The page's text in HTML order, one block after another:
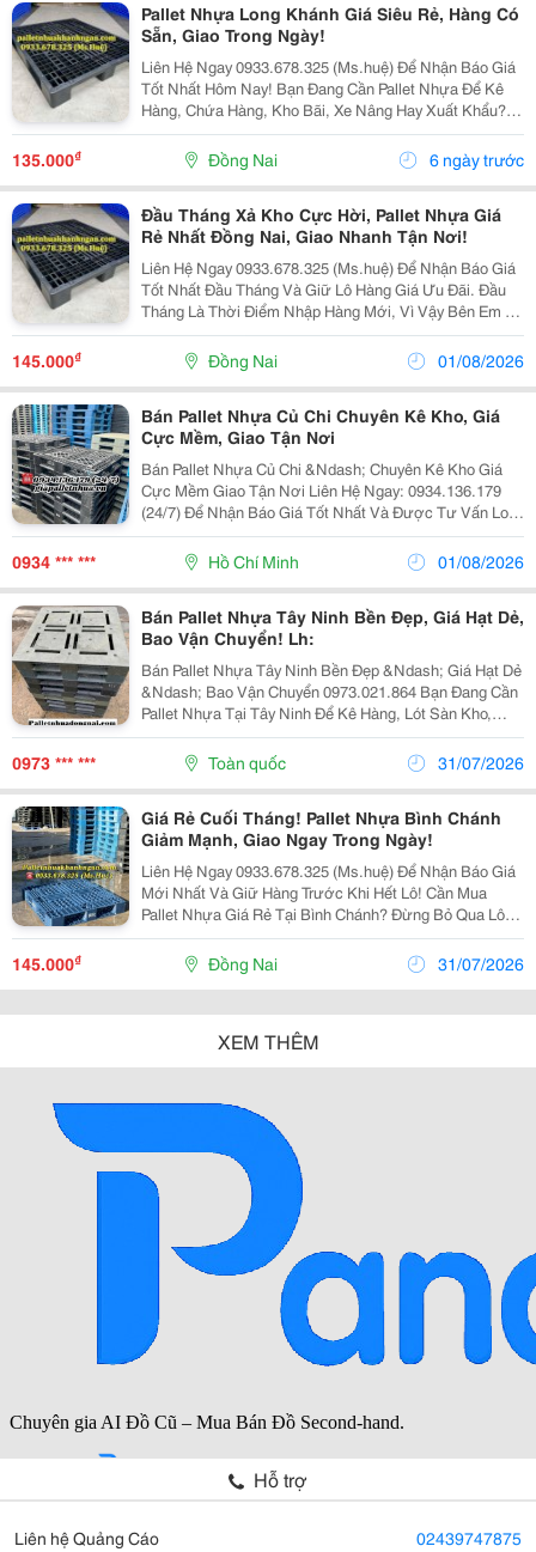
Pallet Nhựa Long Khánh Giá Siêu Rẻ, Hàng Có
Sẵn, Giao Trong Ngày!
Liên Hệ Ngay 0933.678.325 (Ms.huệ) Để Nhận Báo Giá
Tốt Nhất Hôm Nay! Bạn Đang Cần Pallet Nhựa Để Kê
Hàng, Chứa Hàng, Kho Bãi, Xe Nâng Hay Xuất Khẩu?
Chúng Tôi Chuyên Thanh Lý Pallet Nhựa Giá Rẻ Nhất
Tại Long Khánh , Hàng Đẹp, Chất Lượng, Có Sẵn...
135.000₫ Đồng Nai 6 ngày trước
Đầu Tháng Xả Kho Cực Hời, Pallet Nhựa Giá
Rẻ Nhất Đồng Nai, Giao Nhanh Tận Nơi!
Liên Hệ Ngay 0933.678.325 (Ms.huệ) Để Nhận Báo Giá
Tốt Nhất Đầu Tháng Và Giữ Lô Hàng Giá Ưu Đãi. Đầu
Tháng Là Thời Điểm Nhập Hàng Mới, Vì Vậy Bên Em Xả
Kho Số Lượng Lớn Pallet Nhựa Với Mức Giá Cực Kỳ
Ưu Đãi Dành Cho Khách Hàng Tại Đồng Nai Và Các...
145.000₫ Đồng Nai 01/08/2026
Bán Pallet Nhựa Củ Chi Chuyên Kê Kho, Giá
Cực Mềm, Giao Tận Nơi
Bán Pallet Nhựa Củ Chi &Ndash; Chuyên Kê Kho Giá
Cực Mềm Giao Tận Nơi Liên Hệ Ngay: 0934.136.179
(24/7) Để Nhận Báo Giá Tốt Nhất Và Được Tư Vấn Loại
Pallet Phù Hợp Với Nhu Cầu Của Bạn! Bạn Đang Cần
Pallet Nhựa Kê Kho Để Lót Sàn, Nâng Hàng, Bảo...
0934 *** *** Hồ Chí Minh 01/08/2026
Bán Pallet Nhựa Tây Ninh Bền Đẹp, Giá Hạt Dẻ,
Bao Vận Chuyển! Lh:
Bán Pallet Nhựa Tây Ninh Bền Đẹp &Ndash; Giá Hạt Dẻ
&Ndash; Bao Vận Chuyển 0973.021.864 Bạn Đang Cần
Pallet Nhựa Tại Tây Ninh Để Kê Hàng, Lót Sàn Kho,
Xuất Khẩu Hoặc Vận Chuyển? Chúng Tôi Chuyên Cung
Cấp Pallet Nhựa Mới &Amp; Pallet Nhựa Cũ Chất...
0973 *** *** Toàn quốc 31/07/2026
Giá Rẻ Cuối Tháng! Pallet Nhựa Bình Chánh
Giảm Mạnh, Giao Ngay Trong Ngày!
Liên Hệ Ngay 0933.678.325 (Ms.huệ) Để Nhận Báo Giá
Mới Nhất Và Giữ Hàng Trước Khi Hết Lô! Cần Mua
Pallet Nhựa Giá Rẻ Tại Bình Chánh? Đừng Bỏ Qua Lô
Hàng Đang Thanh Lý Với Mức Giá Cực Tốt, Số Lượng
Lớn, Giao Nhanh Trong Ngày! ✅ Pallet Nhựa Mới Và...
145.000₫ Đồng Nai 31/07/2026
XEM THÊM
Hỗ trợ
Liên hệ Quảng Cáo 02439747875